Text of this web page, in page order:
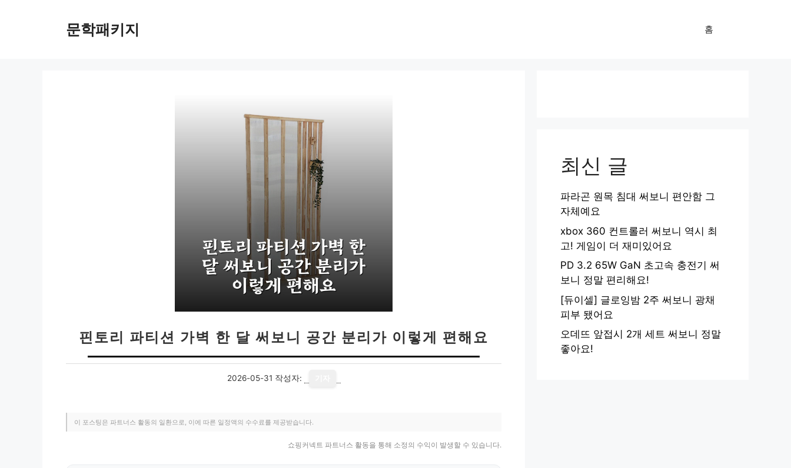
문학패키지 홈
핀토리 파티션 가벽 한 달 써보니 공간 분리가 이렇게 편해요
2026-05-31 작성자:
이 포스팅은 파트너스 활동의 일환으로, 이에 따른 일정액의 수수료를 제공받습니다.
쇼핑커넥트 파트너스 활동을 통해 소정의 수익이 발생할 수 있습니다.
최신 글
파라곤 원목 침대 써보니 편안함 그
자체예요
xbox 360 컨트롤러 써보니 역시 최
고! 게임이 더 재미있어요
PD 3.2 65W GaN 초고속 충전기 써
보니 정말 편리해요!
[듀이셀] 글로잉밤 2주 써보니 광채
피부 됐어요
오데뜨 앞접시 2개 세트 써보니 정말
좋아요!